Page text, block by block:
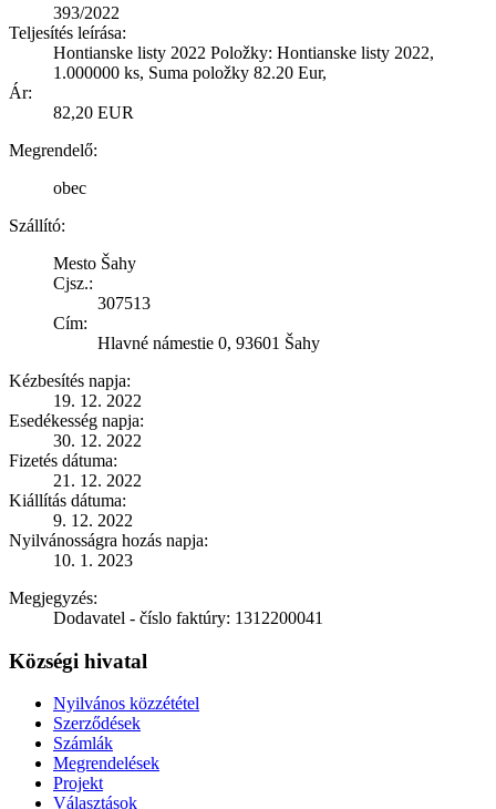
393/2022
Teljesítés leírása:
Hontianske listy 2022 Položky: Hontianske listy 2022,
1.000000 ks, Suma položky 82.20 Eur,
Ár:
82,20 EUR
Megrendelő:
obec
Szállító:
Mesto Šahy
Cjsz.:
307513
Cím:
Hlavné námestie 0, 93601 Šahy
Kézbesítés napja:
19. 12. 2022
Esedékesség napja:
30. 12. 2022
Fizetés dátuma:
21. 12. 2022
Kiállítás dátuma:
9. 12. 2022
Nyilvánosságra hozás napja:
10. 1. 2023
Megjegyzés:
Dodavatel - číslo faktúry: 1312200041
Községi hivatal
Nyilvános közzététel
Szerződések
Számlák
Megrendelések
Projekt
Választások